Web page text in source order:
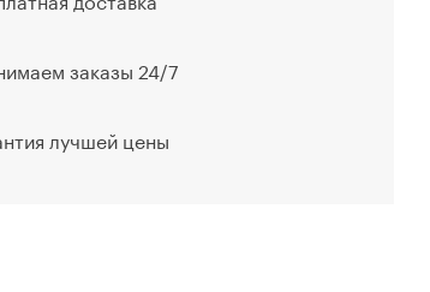
заказы 24/7
лучшей цены